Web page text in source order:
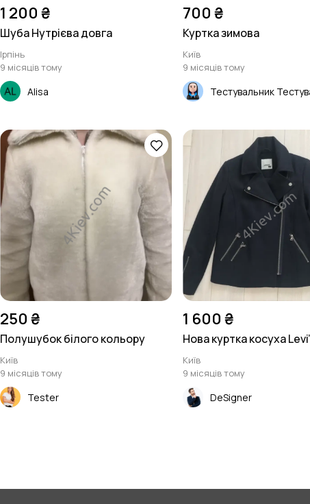
1 200 ₴
Шуба Нутрієва довга
Ірпінь
9 місяців тому
Alisa
700 ₴
Куртка зимова
Київ
9 місяців тому
Тестувальник
250 ₴
Полушубок білого кольору
Київ
9 місяців тому
Tester
1 600 ₴
Нова куртка косуха
Київ
9 місяців тому
DeSigner